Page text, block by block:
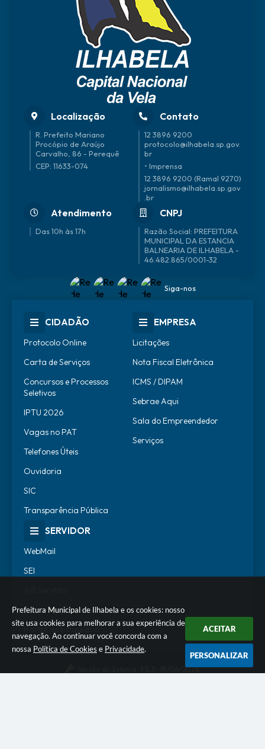
Prefeitura Municipal de Ilhabela e os cookies: nosso
site usa cookies para melhorar a sua experiência de
navegação. Ao continuar você concorda com a
nossa Política de Cookies e Privacidade.
ACEITAR
PERSONALIZAR
Localização
R. Prefeito Mariano
Procópio de Araújo
Carvalho, 86 - Perequê
CEP: 11633-074
Contato
12 3896 9200
protocolo@ilhabela.sp.gov.
br
• Imprensa
12 3896 9200 (Ramal 9270)
jornalismo@ilhabela.sp.gov
.br
Atendimento
Das 10h às 17h
CNPJ
46.482.865/0001-32
Siga-nos
CIDADÃO
Protocolo Online
Carta de Serviços
Concursos e Processos
Seletivos
IPTU 2026
Vagas no PAT
Telefones Úteis
Ouvidoria
SIC
Transparência Pública
EMPRESA
Licitações
Nota Fiscal Eletrônica
ICMS / DIPAM
Sebrae Aqui
Sala do Empreendedor
Serviços
SERVIDOR
WebMail
SEI
Escola de Governo
Portal do Estagiário
3.5.3 - 19/06/2026